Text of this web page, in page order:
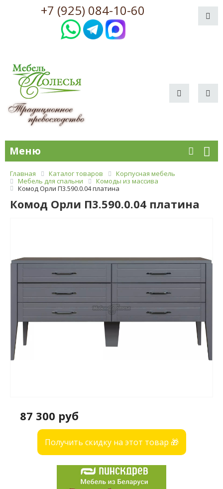
+7 (925) 084-10-60
Меню
Главная Каталог товаров
Корпусная мебель
Мебель для спальни
Комоды из массива
Комод Орли П3.590.0.04 платина
Комод Орли П3.590.0.04 платина
87 300 руб
Получить скидку на этот товар 🎁